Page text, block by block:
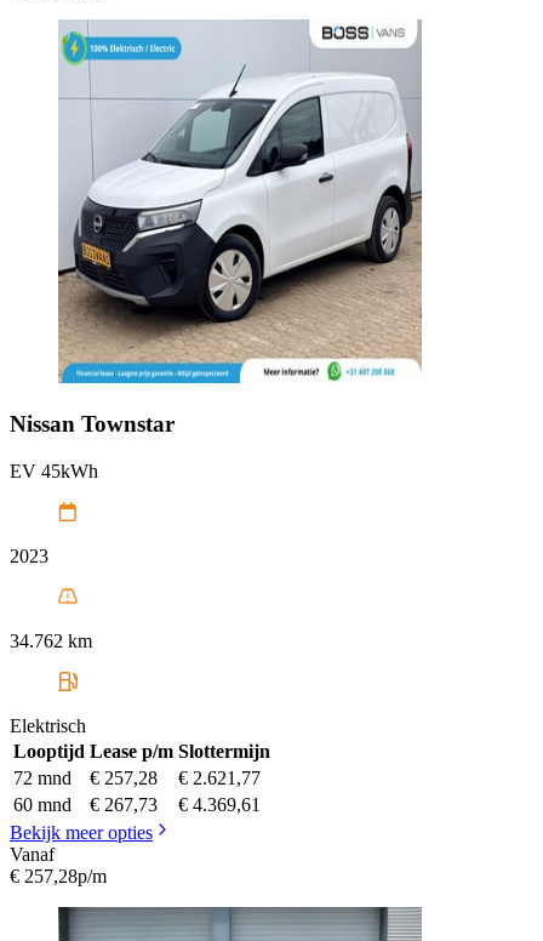
Nissan Townstar
EV 45kWh
2023
34.762 km
Elektrisch
Looptijd Lease p/m Slottermijn
72 mnd
€ 257,28
€ 2.621,77
60 mnd
€ 267,73
€ 4.369,61
Bekijk meer opties
Vanaf
€ 257,28p/m